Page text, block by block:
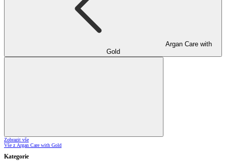
Argan Care with
Gold
Zobrazit vše
Vše z Argan Care with Gold
Kategorie